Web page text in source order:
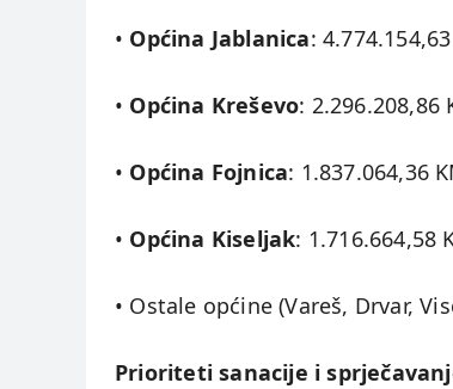
• Općina Jablanica:
• Općina Kreševo: 2.296.208,86
• Općina Fojnica: 1.837.064,36
• Općina Kiseljak: 1.716.664,58
• Ostale općine (Vareš, Drvar,
Prioriteti sanacije i